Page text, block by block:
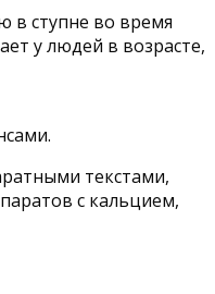
в ступне во время
у людей в возрасте,
текстами,
с кальцием,